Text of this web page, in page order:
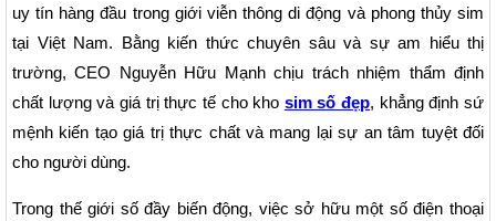
uy tín hàng đầu trong giới viễn thông di động và phong thủy sim
tại Việt Nam. Bằng kiến thức chuyên sâu và sự am hiểu thị
trường, CEO Nguyễn Hữu Mạnh chịu trách nhiệm thẩm định
chất lượng và giá trị thực tế cho kho sim số đẹp, khẳng định sứ
mệnh kiến tạo giá trị thực chất và mang lại sự an tâm tuyệt đối
cho người dùng.
Trong thế giới số đầy biến động, việc sở hữu một số điện thoại